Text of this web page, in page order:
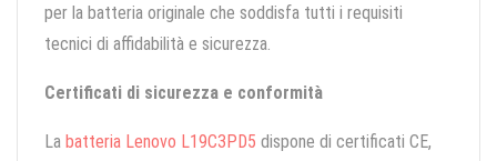
per la batteria originale che soddisfa tutti i requisiti
tecnici di affidabilità e sicurezza.
Certificati di sicurezza e conformità
La batteria Lenovo L19C3PD5 dispone di certificati CE,